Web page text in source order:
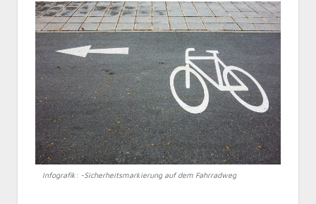
Infografik: -Sicherheitsmarkierung auf dem Fahrradweg